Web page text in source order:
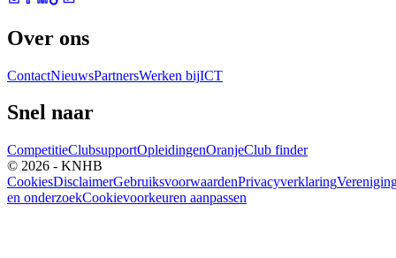
Over ons
ContactNieuwsPartnersWerken bijICT
Snel naar
CompetitieClubsupportOpleidingenOranjeClub finder
© 2026 - KNHB
CookiesDisclaimerGebruiksvoorwaardenPrivacyverklaring
en onderzoekCookievoorkeuren aanpassen